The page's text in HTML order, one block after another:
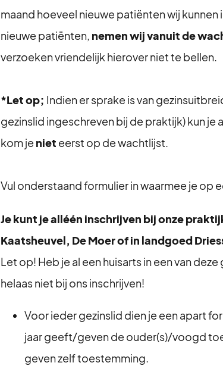
maand hoeveel nieuwe patiënten wij
nieuwe patiënten, nemen wij vanuit de
verzoeken vriendelijk hierover niet te bellen.
*Let op; Indien er sprake is van
gezinslid ingeschreven bij de praktijk) kun
kom je niet eerst op de wachtlijst.
Vul onderstaand formulier in waarmee je op
Je kunt je alléén inschrijven bij onze
Kaatsheuvel, De Moer of in landgoed
Let op! Heb je al een huisarts in een van
helaas niet bij ons inschrijven!
Voor ieder gezinslid dien je een apart
jaar geeft/geven de ouder(s)/voogd
geven zelf toestemming.